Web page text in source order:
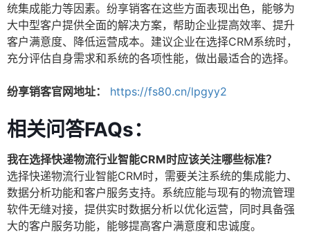
统集成能力等因素。纷享销客在这些方面表现出色，能够为
大中型客户提供全面的解决方案，帮助企业提高效率、提升
客户满意度、降低运营成本。建议企业在选择CRM系统时，
充分评估自身需求和系统的各项性能，做出最适合的选择。
纷享销客官网地址： https://fs80.cn/lpgyy2
相关问答FAQs：
我在选择快递物流行业智能CRM时应该关注哪些标准？
选择快递物流行业智能CRM时，需要关注系统的集成能力、
数据分析功能和客户服务支持。系统应能与现有的物流管理
软件无缝对接，提供实时数据分析以优化运营，同时具备强
大的客户服务功能，能够提高客户满意度和忠诚度。